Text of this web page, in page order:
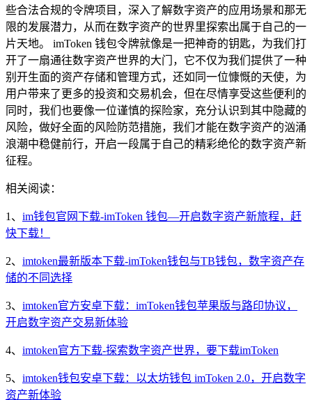
些合法合规的令牌项目，深入了解数字资产的应用场景和那无
限的发展潜力，从而在数字资产的世界里探索出属于自己的一
片天地。 imToken 钱包令牌就像是一把神奇的钥匙，为我们打
开了一扇通往数字资产世界的大门，它不仅为我们提供了一种
别开生面的资产存储和管理方式，还如同一位慷慨的天使，为
用户带来了更多的投资和交易机会，但在尽情享受这些便利的
同时，我们也要像一位谨慎的探险家，充分认识到其中隐藏的
风险，做好全面的风险防范措施，我们才能在数字资产的汹涌
浪潮中稳健前行，开启一段属于自己的精彩绝伦的数字资产新
征程。
相关阅读：
1、 im钱包官网下载-imToken 钱包—开启数字资产新旅程，赶
快下载！
2、 imtoken最新版本下载-imToken钱包与TB钱包，数字资产存
储的不同选择
3、 imtoken官方安卓下载：imToken钱包苹果版与路印协议，
开启数字资产交易新体验
4、 imtoken官方下载-探索数字资产世界，要下载imToken
5、 imtoken钱包安卓下载：以太坊钱包 imToken 2.0，开启数字
资产新体验